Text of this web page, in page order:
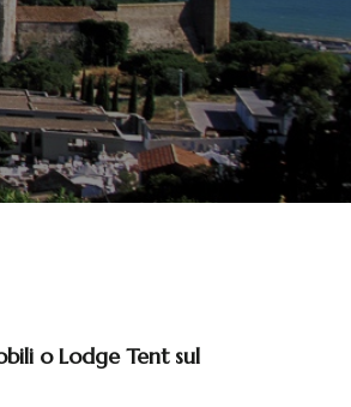
o Lodge Tent sul